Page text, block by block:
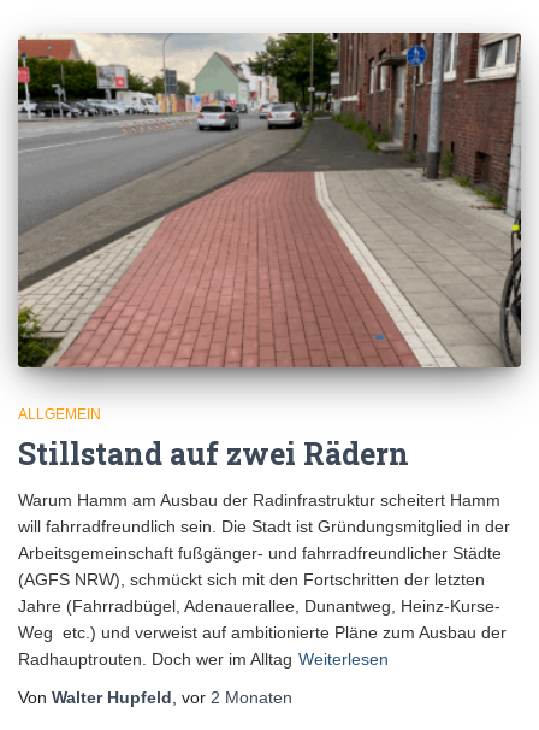
ALLGEMEIN
Stillstand auf zwei Rädern
Warum Hamm am Ausbau der Radinfrastruktur scheitert Hamm
will fahrradfreundlich sein. Die Stadt ist Gründungsmitglied in der
Arbeitsgemeinschaft fußgänger- und fahrradfreundlicher Städte
(AGFS NRW), schmückt sich mit den Fortschritten der letzten
Jahre (Fahrradbügel, Adenauerallee, Dunantweg, Heinz-Kurse-
Weg etc.) und verweist auf ambitionierte Pläne zum Ausbau der
Radhauptrouten. Doch wer im Alltag Weiterlesen
Von Walter Hupfeld, vor 2 Monaten